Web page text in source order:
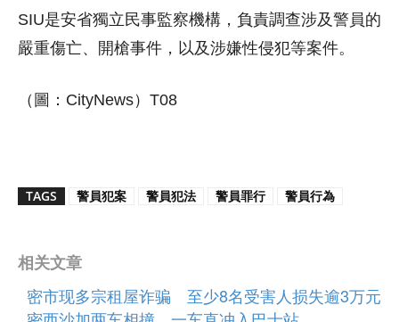
SIU是安省獨立民事監察機構，負責調查涉及警員的
嚴重傷亡、開槍事件，以及涉嫌性侵犯等案件。
（圖：CityNews）T08
TAGS 警員犯案 警員犯法 警員罪行 警員行為
相关文章
密市现多宗租屋诈骗 至少8名受害人损失逾3万元